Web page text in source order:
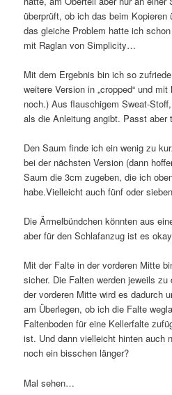
überprüft, ob ich das beim Kopieren
das gleiche Problem hatte ich
mit Raglan von Simplicity…
Mit dem Ergebnis bin ich so
weitere Version in „cropped“ und
noch.) Aus flauschigem Sweat-
als die Anleitung angibt. Passt aber
Den Saum finde ich ein wenig zu
bei der nächsten Version (dann
Saum die 3cm zugeben, die ich
habe.Vielleicht auch fünf oder
Die Ärmelbündchen könnten aus
aber für den Schlafanzug ist es
Mit der Falte in der vorderen Mitte
sicher. Die Falten werden jeweils
der vorderen Mitte wird es dadurch
am Überlegen, ob ich die Falte
Faltenboden für eine Kellerfalte
ist. Und dann vielleicht hinten auch
noch ein bisschen länger?
Mal sehen…